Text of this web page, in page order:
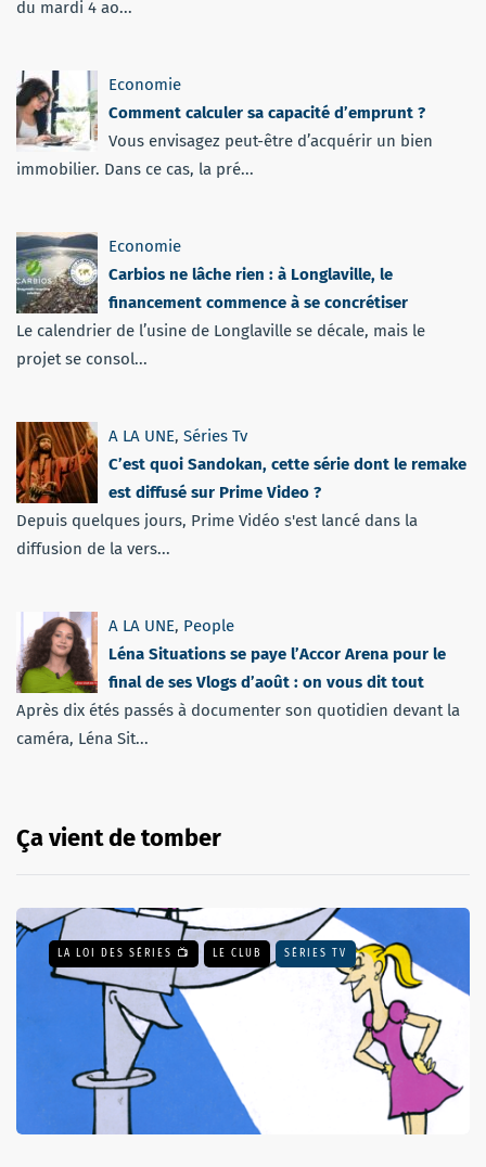
du mardi 4 ao...
Economie
Comment calculer sa capacité d’emprunt ?
Vous envisagez peut-être d’acquérir un bien
immobilier. Dans ce cas, la pré...
Economie
Carbios ne lâche rien : à Longlaville, le
financement commence à se concrétiser
Le calendrier de l’usine de Longlaville se décale, mais le
projet se consol...
A LA UNE, Séries Tv
C’est quoi Sandokan, cette série dont le remake
est diffusé sur Prime Video ?
Depuis quelques jours, Prime Vidéo s'est lancé dans la
diffusion de la vers...
A LA UNE, People
Léna Situations se paye l’Accor Arena pour le
final de ses Vlogs d’août : on vous dit tout
Après dix étés passés à documenter son quotidien devant la
caméra, Léna Sit...
Ça vient de tomber
LA LOI DES SÉRIES 📺 LE CLUB SÉRIES TV